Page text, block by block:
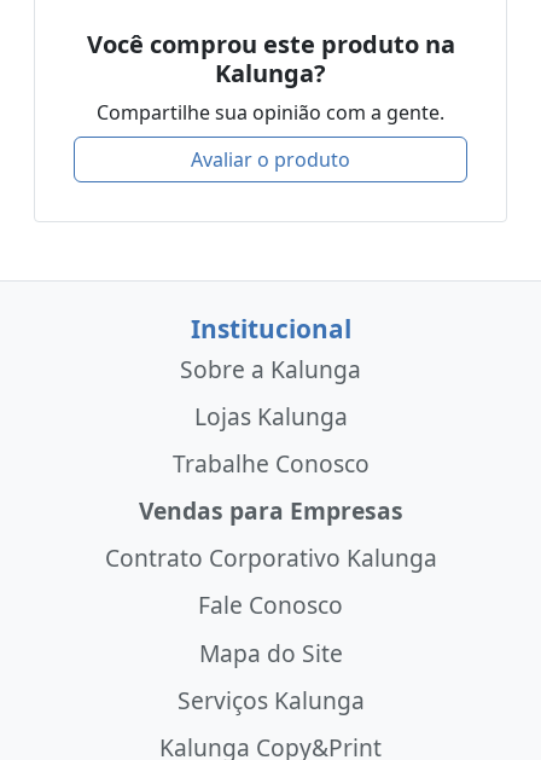
Você comprou este produto na
Kalunga?
Compartilhe sua opinião com a gente.
Avaliar o produto
Institucional
Sobre a Kalunga
Lojas Kalunga
Trabalhe Conosco
Vendas para Empresas
Contrato Corporativo Kalunga
Fale Conosco
Mapa do Site
Serviços Kalunga
Kalunga Copy&Print